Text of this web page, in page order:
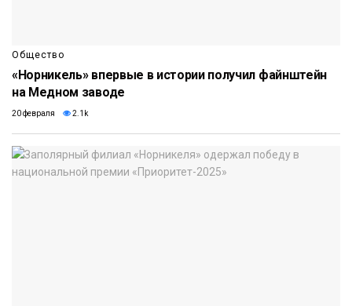
Общество
«Норникель» впервые в истории получил файнштейн
на Медном заводе
20 февраля 2.1k